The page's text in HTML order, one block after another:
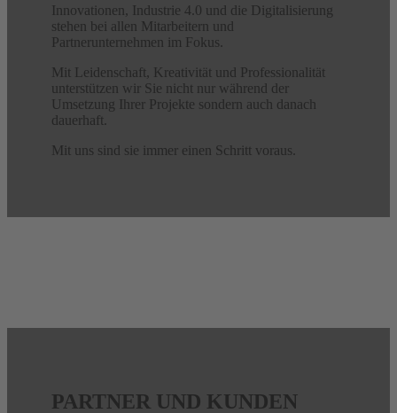
Innovationen, Industrie 4.0 und die Digitalisierung
stehen bei allen Mitarbeitern und
Partnerunternehmen im Fokus.
Mit Leidenschaft, Kreativität und Professionalität
unterstützen wir Sie nicht nur während der
Umsetzung Ihrer Projekte sondern auch danach
dauerhaft.
Mit uns sind sie immer einen Schritt voraus.
PARTNER UND KUNDEN